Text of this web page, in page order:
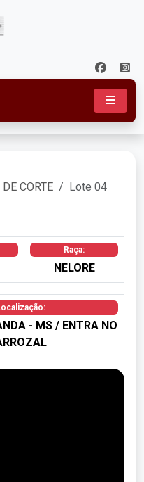
CORTE
Lote 04
Raça:
NELORE
- MS / ENTRA NO